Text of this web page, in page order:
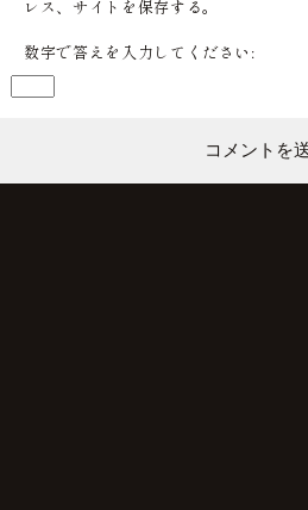
レス、サイトを保存する。
数字で答えを入力してください: